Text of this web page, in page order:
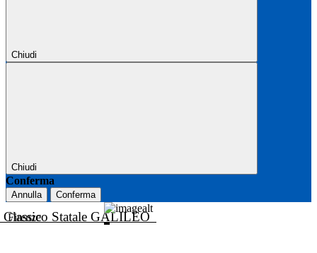
Chiudi
Chiudi
Conferma
Annulla Conferma
Classico Statale GALILEO
Firenze